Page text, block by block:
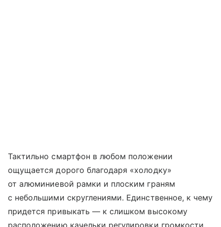
Тактильно смартфон в любом положении
ощущается дорого благодаря «холодку»
от алюминиевой рамки и плоским граням
с небольшими скруглениями. Единственное, к чему
придется привыкать — к слишком высокому
расположению качельки регулировки громкости,